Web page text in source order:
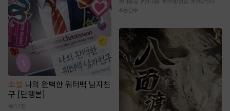
소설 나의 완벽한 쿼터백 남자친
구 [단행본]
1.1천
#대물공 #현대물 #연애/결혼 #연상연하
#동정수